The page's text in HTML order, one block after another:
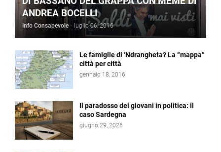
ANDREA BOCELLI
Info Consapevole - luglio 06, 2016
Le famiglie di ‘Ndrangheta? La “mappa”
città per città
gennaio 18, 2016
Il paradosso dei giovani in politica: il
caso Sardegna
giugno 29, 2026